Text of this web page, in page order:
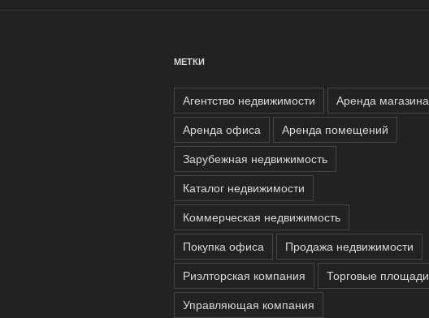
МЕТКИ
Агентство недвижимости
Аренда магазина
Аренда офиса
Аренда помещений
Зарубежная недвижимость
Каталог недвижимости
Коммерческая недвижимость
Покупка офиса
Продажа недвижимости
Риэлторская компания
Торговые площади
Управляющая компания